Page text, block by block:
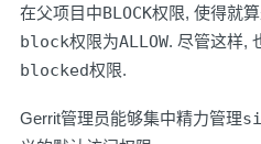
在父项目中BLOCK权限, 使得就
block权限为ALLOW. 尽管这样,
blocked权限.
Gerrit管理员能够集中精力管理